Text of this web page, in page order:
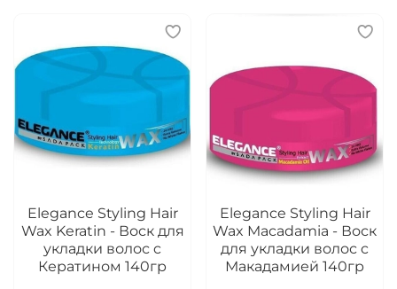
Elegance Styling Hair
Wax Keratin - Воск для
укладки волос c
Кератином 140гр
Elegance Styling Hair
Wax Macadamia - Воск
для укладки волос c
Макадамией 140гр